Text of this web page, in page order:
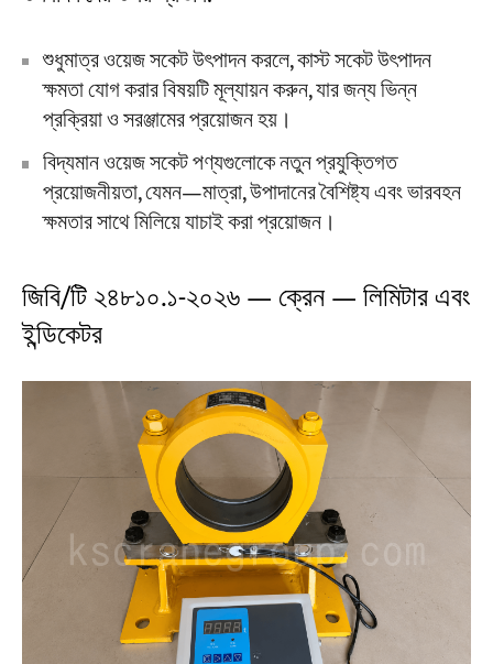
শুধুমাত্র ওয়েজ সকেট উৎপাদন করলে, কাস্ট সকেট উৎপাদন
ক্ষমতা যোগ করার বিষয়টি মূল্যায়ন করুন, যার জন্য ভিন্ন
প্রক্রিয়া ও সরঞ্জামের প্রয়োজন হয়।
বিদ্যমান ওয়েজ সকেট পণ্যগুলোকে নতুন প্রযুক্তিগত
প্রয়োজনীয়তা, যেমন—মাত্রা, উপাদানের বৈশিষ্ট্য এবং ভারবহন
ক্ষমতার সাথে মিলিয়ে যাচাই করা প্রয়োজন।
জিবি/টি ২৪৮১০.১-২০২৬ — ক্রেন — লিমিটার এবং
ইন্ডিকেটর